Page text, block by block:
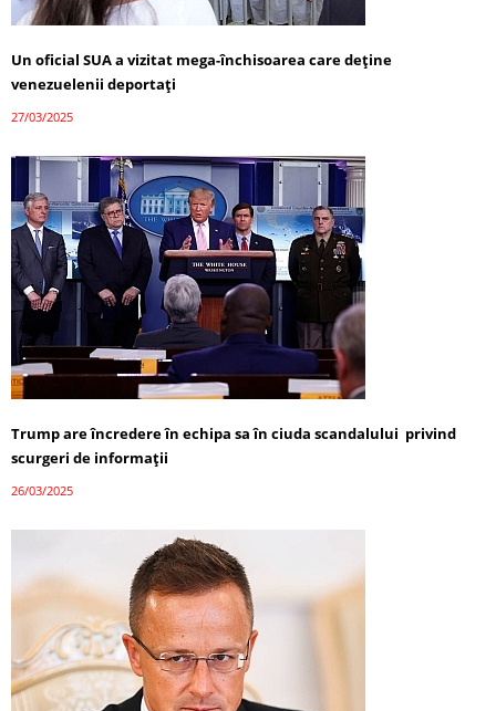
Un oficial SUA a vizitat mega-închisoarea care deține
venezuelenii deportați
27/03/2025
Trump are încredere în echipa sa în ciuda scandalului privind
scurgeri de informații
26/03/2025